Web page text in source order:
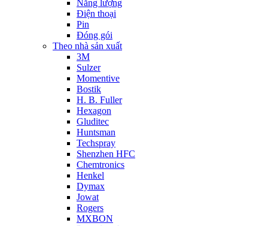
Năng lượng
Điện thoại
Pin
Đóng gói
Theo nhà sản xuất
3M
Sulzer
Momentive
Bostik
H. B. Fuller
Hexagon
Gluditec
Huntsman
Techspray
Shenzhen HFC
Chemtronics
Henkel
Dymax
Jowat
Rogers
MXBON